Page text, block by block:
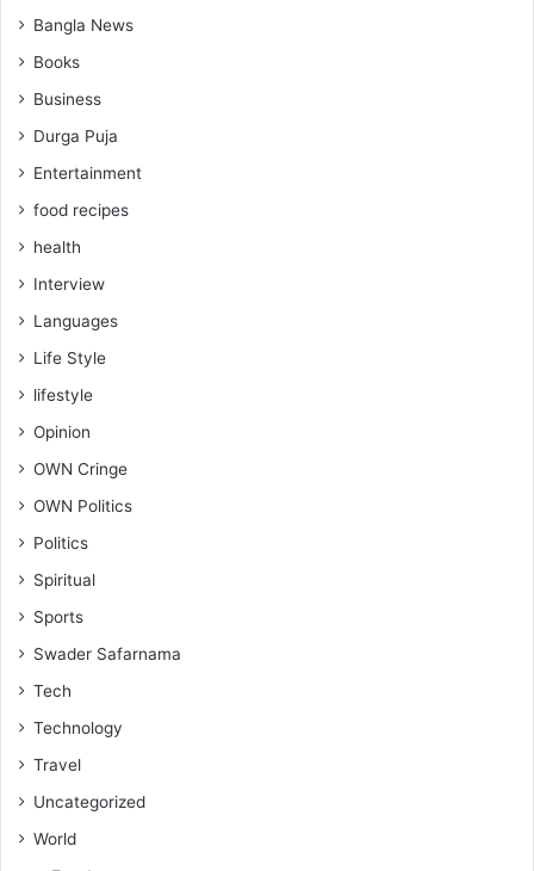
Bangla News
Books
Business
Durga Puja
Entertainment
food recipes
health
Interview
Languages
Life Style
lifestyle
Opinion
OWN Cringe
OWN Politics
Politics
Spiritual
Sports
Swader Safarnama
Tech
Technology
Travel
Uncategorized
World